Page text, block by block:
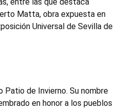
Matta, obra expuesta en
Universal de Sevilla de
Patio de Invierno. Su nombre
en honor a los pueblos